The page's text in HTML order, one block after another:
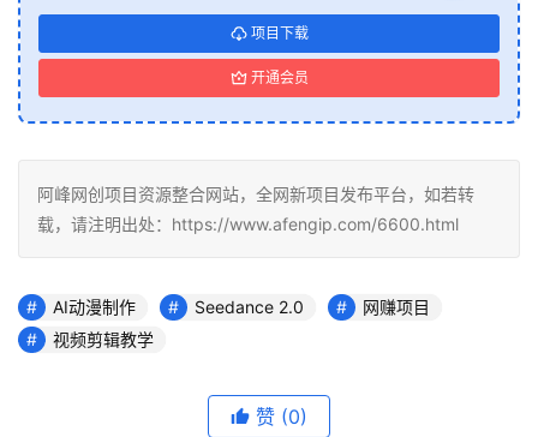
项目下载
开通会员
阿峰网创项目资源整合网站，全网新项目发布平台，如若转
载，请注明出处：https://www.afengip.com/6600.html
AI动漫制作 Seedance 2.0
网赚项目
视频剪辑教学
赞 (0)